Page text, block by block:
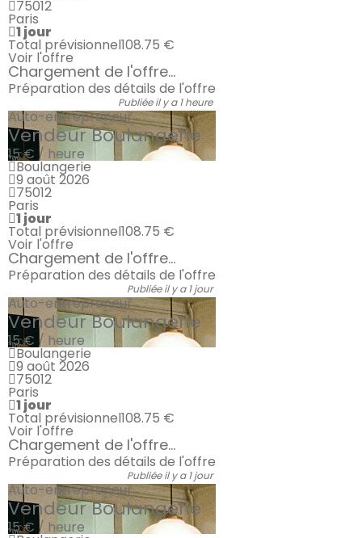
75012
Paris
1 jour
Total prévisionnel108.75 €
Voir l'offre
Chargement de l'offre...
Préparation des détails de l'offre
Publiée il y a 1 heure
Auto-entrepreneur
Vendeur Boulangerie
15 € / heure
Boulangerie
9 août 2026
75012
Paris
1 jour
Total prévisionnel108.75 €
Voir l'offre
Chargement de l'offre...
Préparation des détails de l'offre
Publiée il y a 1 jour
Auto-entrepreneur
Vendeur Boulangerie
15 € / heure
Boulangerie
9 août 2026
75012
Paris
1 jour
Total prévisionnel108.75 €
Voir l'offre
Chargement de l'offre...
Préparation des détails de l'offre
Publiée il y a 1 jour
Auto-entrepreneur
Vendeur Boulangerie
15 € / heure